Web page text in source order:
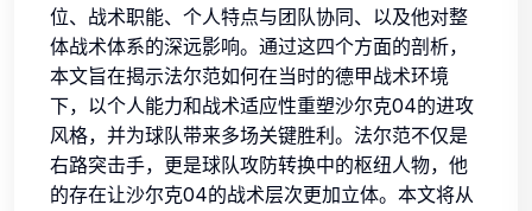
位、战术职能、个人特点与团队协同、以及他对整
体战术体系的深远影响。通过这四个方面的剖析，
本文旨在揭示法尔范如何在当时的德甲战术环境
下，以个人能力和战术适应性重塑沙尔克04的进攻
风格，并为球队带来多场关键胜利。法尔范不仅是
右路突击手，更是球队攻防转换中的枢纽人物，他
的存在让沙尔克04的战术层次更加立体。本文将从